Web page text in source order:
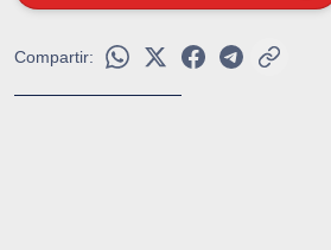
Compartir: